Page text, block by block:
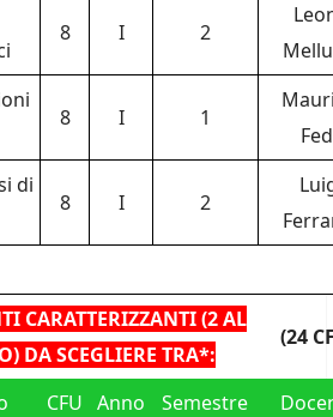
8 I 2
8 I 1
di
8 I 2
CARATTERIZZANTI (2 AL
DA SCEGLIERE TRA*:
(24
CFU Anno Semestre